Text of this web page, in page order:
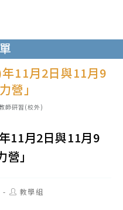
11月2日與11月9
營」
師研習(校外)
11月2日與11月9
」
Post教學組